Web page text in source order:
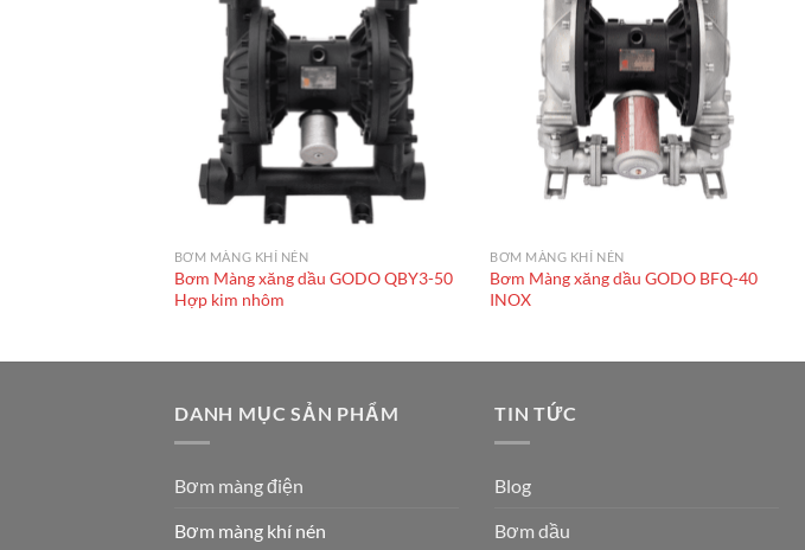
BƠM MÀNG KHÍ NÉN
Bơm Màng xăng dầu GODO QBY3-50
Hợp kim nhôm
BƠM MÀNG KHÍ NÉN
Bơm Màng xăng dầu GODO BFQ-40
INOX
DANH MỤC SẢN PHẨM
Bơm màng điện
Bơm màng khí nén
TIN TỨC
Blog
Bơm dầu